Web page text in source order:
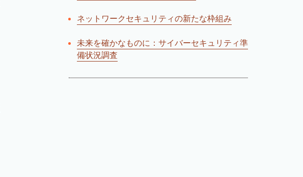
ネットワークセキュリティの新たな枠組み
未来を確かなものに：サイバーセキュリティ準
備状況調査